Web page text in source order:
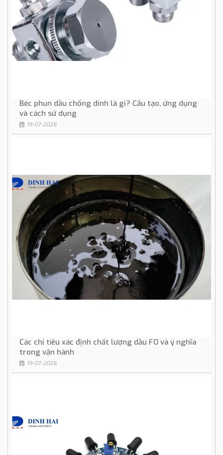
Béc phun dầu chống dính là gì? Cấu tạo, ứng dụng
và cách sử dụng
19-07-2026
Các chỉ tiêu xác định chất lượng dầu FO và ý nghĩa
trong vận hành
19-07-2026